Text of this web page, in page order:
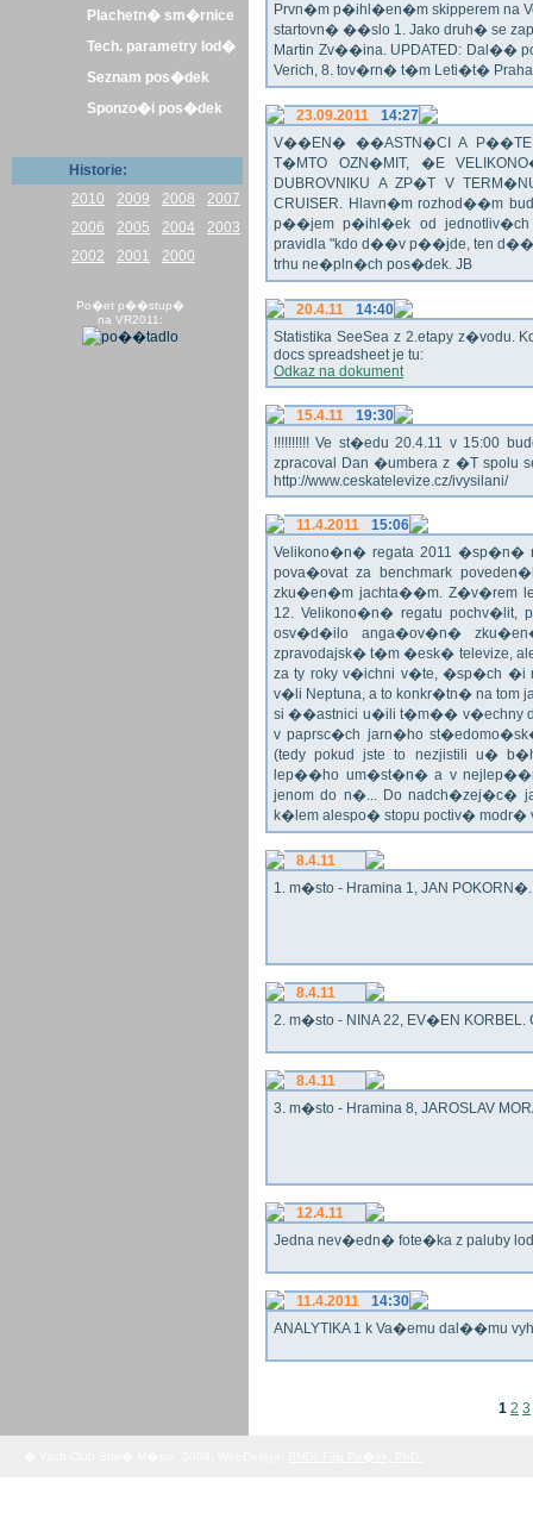
Plachetn� sm�rnice
Tech. parametry lod�
Seznam pos�dek
Sponzo�i pos�dek
Historie:
2010
2009 2008
2007
2006
2005 2004
2003
2002
2001 2000
Po�et p��stup�
na VR2011:
Prvn�m p�ihl�en�m skipperem na
startovn� ��slo 1. Jako druh� se
Martin Zv��ina. UPDATED: Dal��
Verich, 8. tov�rn� t�m Leti�t� Praha
23.09.2011
14:27
V��EN� ��ASTN�CI A
T�MTO OZN�MIT, �E
DUBROVNIKU A ZP�T V
CRUISER. Hlavn�m rozhod��m
p��jem p�ihl�ek od
pravidla "kdo d��v p��jde, ten
trhu ne�pln�ch pos�dek. JB
20.4.11
14:40
Statistika SeeSea z 2.etapy z�vodu.
docs spreadsheet je tu:
Odkaz na dokument
15.4.11
19:30
!!!!!!!!!! Ve st�edu 20.4.11 v 15:00
zpracoval Dan �umbera z �T spolu
http://www.ceskatelevize.cz/ivysilani/
11.4.2011
15:06
Velikono�n� regata 2011 �sp�n�
pova�ovat za benchmark
zku�en�m jachta��m. Z�v�rem
12. Velikono�n� regatu
osv�d�ilo anga�ov�n�
zpravodajsk� t�m �esk� televize,
za ty roky v�ichni v�te, �sp�ch
v�li Neptuna, a to konkr�tn� na tom
si ��astnici u�ili t�m�� v�echny
v paprsc�ch jarn�ho
(tedy pokud jste to nezjistili u�
lep��ho um�st�n� a v
jenom do n�... Do nadch�zej�c�
k�lem alespo� stopu poctiv�
8.4.11
1. m�sto - Hramina 1, JAN
8.4.11
2. m�sto - NINA 22, EV�EN KORBEL.
8.4.11
3. m�sto - Hramina 8, JAROSLAV
12.4.11
Jedna nev�edn� fote�ka z paluby
11.4.2011
14:30
ANALYTIKA 1 k Va�emu dal��mu
1 2 3